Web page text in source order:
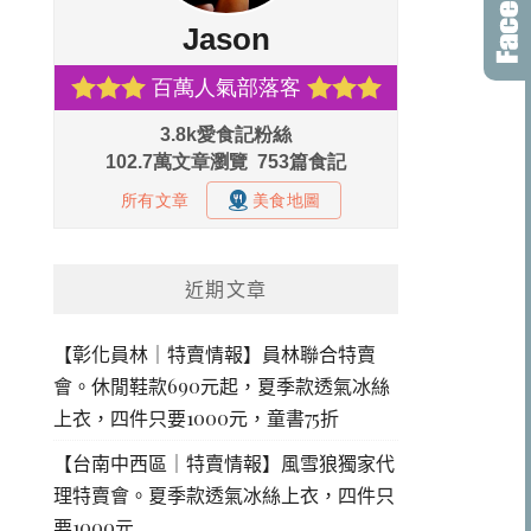
近期文章
【彰化員林｜特賣情報】員林聯合特賣
會。休閒鞋款690元起，夏季款透氣冰絲
上衣，四件只要1000元，童書75折
【台南中西區｜特賣情報】風雪狼獨家代
理特賣會。夏季款透氣冰絲上衣，四件只